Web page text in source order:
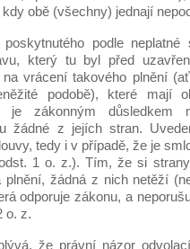
obě (všechny) jednají
podle
který tu byl před
vrácení takového plnění
podobě), které mají
je zákonným důsledkem
žádné z jejích stran.
tedy i v případě, že je
1 o. z.). Tím, že si
plnění, žádná z nich netěží
odporuje zákonu, a
o. z.
že právní názor